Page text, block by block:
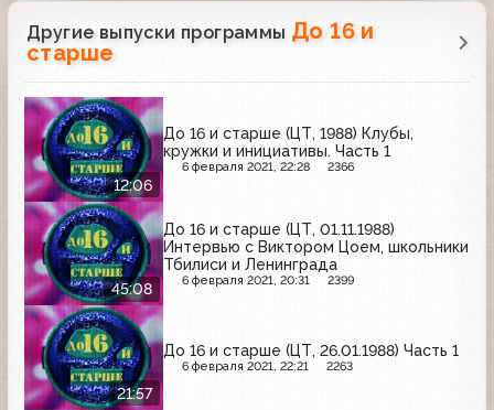
Другие выпуски программы До 16 и
старше
12:06
До 16 и старше (ЦТ, 1988) Клубы,
кружки и инициативы. Часть 1
6 февраля 2021, 22:28 2366
45:08
До 16 и старше (ЦТ, 01.11.1988)
Интервью с Виктором Цоем, школьники
Тбилиси и Ленинграда
6 февраля 2021, 20:31 2399
21:57
До 16 и старше (ЦТ, 26.01.1988) Часть 1
6 февраля 2021, 22:21 2263